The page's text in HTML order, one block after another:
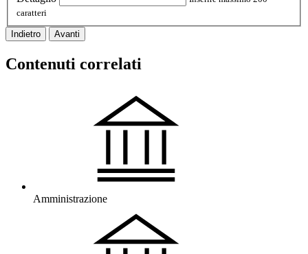
caratteri
Indietro Avanti
Contenuti correlati
Amministrazione